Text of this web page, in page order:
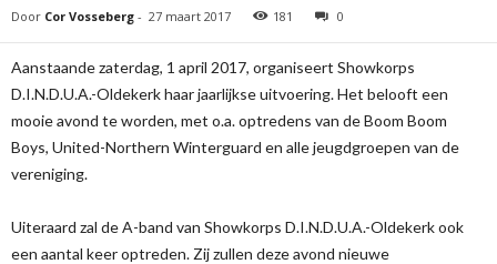
Door Cor Vosseberg - 27 maart 2017 181 0
Aanstaande zaterdag, 1 april 2017, organiseert Showkorps
D.I.N.D.U.A.-Oldekerk haar jaarlijkse uitvoering. Het belooft een
mooie avond te worden, met o.a. optredens van de Boom Boom
Boys, United-Northern Winterguard en alle jeugdgroepen van de
vereniging.
Uiteraard zal de A-band van Showkorps D.I.N.D.U.A.-Oldekerk ook
een aantal keer optreden. Zij zullen deze avond nieuwe